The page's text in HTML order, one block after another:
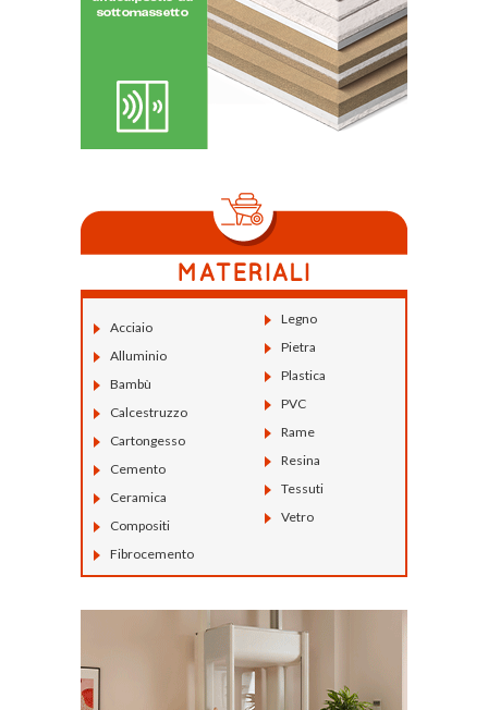
Acciaio
Alluminio
Bambù
Calcestruzzo
Cartongesso
Cemento
Ceramica
Compositi
Fibrocemento
Legno
Pietra
Plastica
PVC
Rame
Resina
Tessuti
Vetro